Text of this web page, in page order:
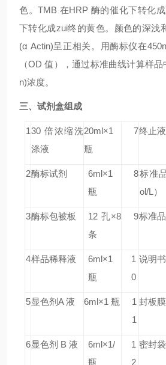
色。TMB 在HRP 酶的催化下转化
下转化成zui终的黄色。颜色的深浅
(α Actin)呈正相关。用酶标仪在
（OD 值），通过标准曲线计算样
n)浓度。
三、试剂盒组成
130 倍浓缩洗
涤液
20ml×1
瓶
7终止液
2酶标试剂
6ml×1
瓶
8标准
ol/L）
3酶标包被板
12 孔×8
条
9标准
4样品稀释液
6ml×1
瓶
1
0
说明书
5显色剂A 液 6ml×1 瓶
1
1
封板膜
6显色剂 B 液
6ml×1/
瓶
1
2
密封袋